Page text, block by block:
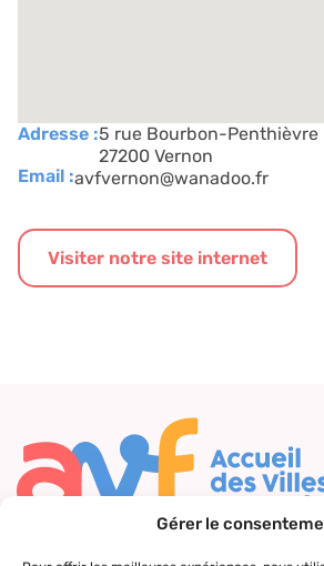
Gérer le
Adresse :5 rue Bourbon-Penthièvre
27200 Vernon
Email :avfvernon@wanadoo.fr
Visiter notre site internet